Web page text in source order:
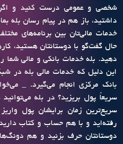
شخصی و عمومی درست کنید و اگر
داشتید، باز هم در پیام رسان بله
خدمات مالی‌تان بین برنامه‌های
حال گفت‌گو با دوستانتان هستید،
دهید. بله خدمات بانکی و مالی شما
این دلیل که خدمات مالی بله در
بانک مرکزی انجام می‌گیرد. _
سریعاً پول بریزید؟ در بله
سریع‌ترین زمان برایشان پول
رفته‌اید و با هم حساب و کتاب
دوستانتان حرف بزنید و هم